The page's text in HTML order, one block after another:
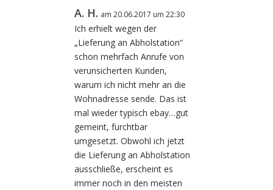
A. H. am 20.06.2017 um 22:30
Ich erhielt wegen der
„Lieferung an Abholstation“
schon mehrfach Anrufe von
verunsicherten Kunden,
warum ich nicht mehr an die
Wohnadresse sende. Das ist
mal wieder typisch ebay…gut
gemeint, furchtbar
umgesetzt. Obwohl ich jetzt
die Lieferung an Abholstation
ausschließe, erscheint es
immer noch in den meisten